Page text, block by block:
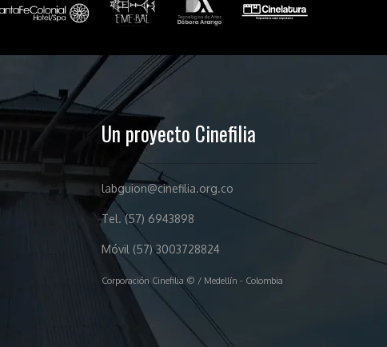
Un proyecto Cinefilia
labguion@cinefilia.org.co
Tel. (57) 6943898
Móvil (57) 3003728824
Corporación Cinefilia © / Medellín - Colombia